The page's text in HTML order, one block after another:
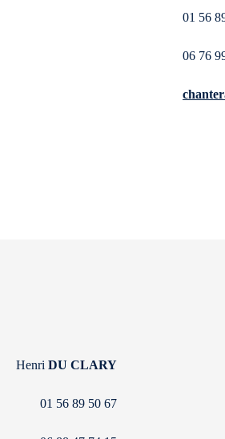
01 56
06 76
HenriDU CLARY
01 56 89 50 67